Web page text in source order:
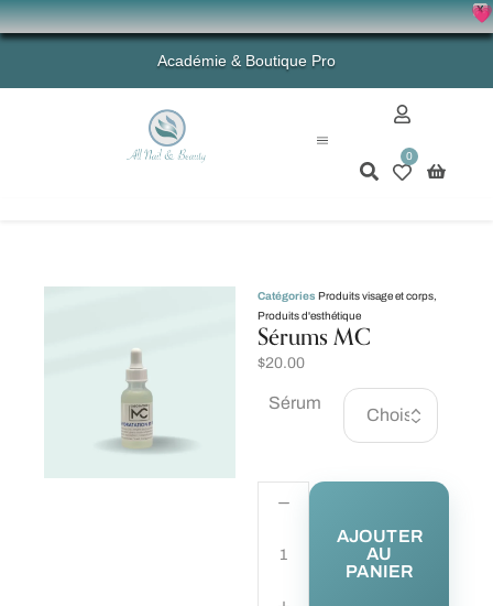
X
💗 -
Académie & Boutique Pro
0
Catégories Produits visage et corps
Produits d'esthétique
Sérums MC
$20.00
Sérum
AJOUTER
AU
PANIER